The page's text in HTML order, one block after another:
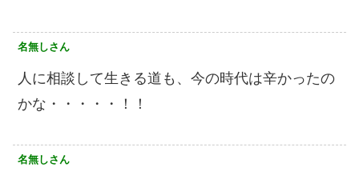
名無しさん
人に相談して生きる道も、今の時代は辛かったの
かな・・・・・！！
名無しさん